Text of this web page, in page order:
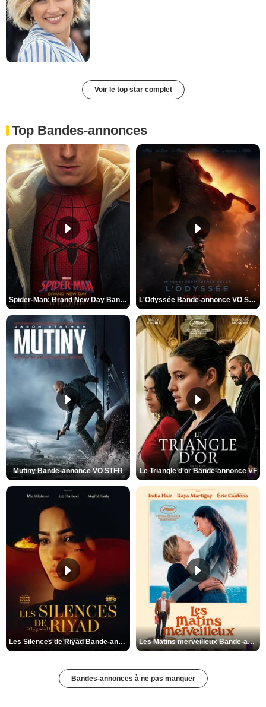
Voir le top star complet
Top Bandes-annonces
Spider-Man: Brand New Day Bande-annonce VO STFR L'Odyssée Bande-annonce VO STFR
Mutiny Bande-annonce VO STFR Le Triangle d'or Bande-annonce VF
Les Silences de Riyad Bande-annonce VO STFR Les Matins merveilleux Bande-annonce VF
Bandes-annonces à ne pas manquer